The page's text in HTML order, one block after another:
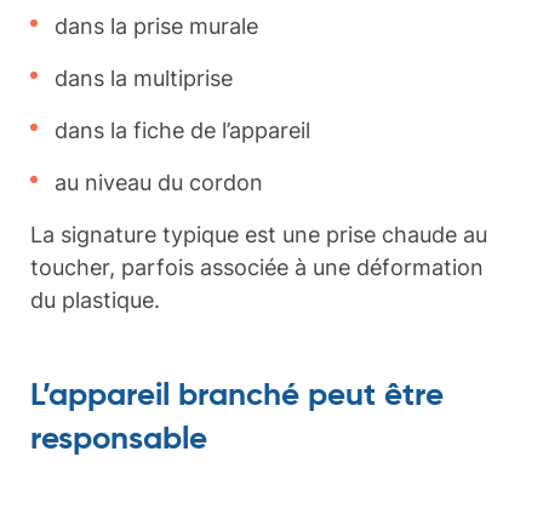
dans la prise murale
dans la multiprise
dans la fiche de l’appareil
au niveau du cordon
La signature typique est une prise chaude au
toucher, parfois associée à une déformation
du plastique.
L’appareil branché peut être
responsable